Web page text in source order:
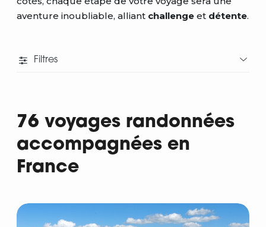
aventure inoubliable, alliant challenge et détente.
Filtres
76 voyages randonnées
accompagnées en
France